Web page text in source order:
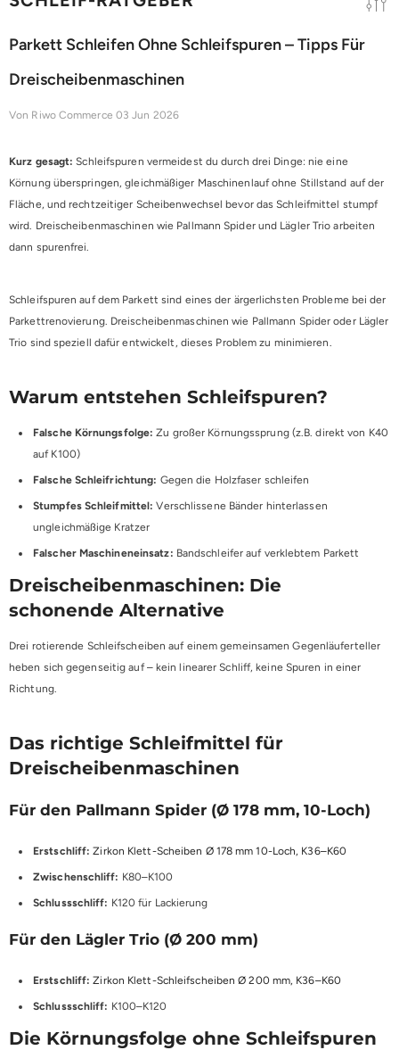
Parkett Schleifen Ohne Schleifspuren – Tipps Für
Dreischeibenmaschinen
Von Riwo Commerce 03 Jun 2026
Kurz gesagt: Schleifspuren vermeidest du durch drei Dinge: nie eine
Körnung überspringen, gleichmäßiger Maschinenlauf ohne Stillstand auf der
Fläche, und rechtzeitiger Scheibenwechsel bevor das Schleifmittel stumpf
wird. Dreischeibenmaschinen wie Pallmann Spider und Lägler Trio arbeiten
dann spurenfrei.
Schleifspuren auf dem Parkett sind eines der ärgerlichsten Probleme bei der
Parkettrenovierung. Dreischeibenmaschinen wie Pallmann Spider oder Lägler
Trio sind speziell dafür entwickelt, dieses Problem zu minimieren.
Warum entstehen Schleifspuren?
Falsche Körnungsfolge: Zu großer Körnungssprung (z.B. direkt von K40
auf K100)
Falsche Schleifrichtung: Gegen die Holzfaser schleifen
Stumpfes Schleifmittel: Verschlissene Bänder hinterlassen
ungleichmäßige Kratzer
Falscher Maschineneinsatz: Bandschleifer auf verklebtem Parkett
Dreischeibenmaschinen: Die
schonende Alternative
Drei rotierende Schleifscheiben auf einem gemeinsamen Gegenläuferteller
heben sich gegenseitig auf – kein linearer Schliff, keine Spuren in einer
Richtung.
Das richtige Schleifmittel für
Dreischeibenmaschinen
Für den Pallmann Spider (Ø 178 mm, 10-Loch)
Erstschliff: Zirkon Klett-Scheiben Ø 178 mm 10-Loch, K36–K60
Zwischenschliff: K80–K100
Schlussschliff: K120 für Lackierung
Für den Lägler Trio (Ø 200 mm)
Erstschliff: Zirkon Klett-Schleifscheiben Ø 200 mm, K36–K60
Schlussschliff: K100–K120
Die Körnungsfolge ohne Schleifspuren